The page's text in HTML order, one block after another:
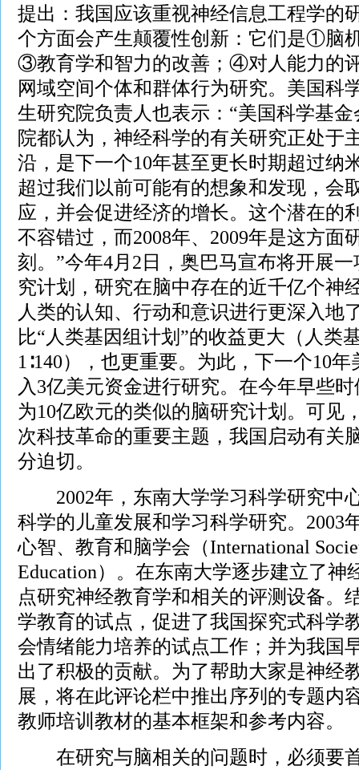
提出：我国应该重视神经信息工程学的
个方面会产生颠覆性创新：它们是①脑
③教育学和智力的改善；④对人能力的
网域空间个体和群体行为研究。美国科
生研究院负责人也表示：“美国科学基
院都认为，神经科学的有关研究正处于
沿，是下一个10年甚至更长时期超过纳
超过我们以前可能有的想象和发现，会
应，并会促进经济的增长。这个潜在的
不容错过，而2008年、2009年是这方面
刻。”今年4月2日，奥巴马宣布将开展
究计划，研究在脑中存在的近千亿个神
人类的认知、行动和意识进行更深入地
比“人类基因组计划”的收益更大（人类
1∶140），也更重要。为此，下一个10
入3亿美元资金进行研究。在今年早些
为10亿欧元的类似的脑研究计划。可见
次科技革命的重要主题，我国启动有关
分迫切。
2002年，东南大学学习科学研究中
科学的儿童发展和学习科学研究。2003
心智、教育和脑学会（International
Education）。在东南大学逐步建立了神
点研究神经教育学和相关的评测设备。
学教育的试点，促进了我国探究式科学
会情绪能力培养的试点工作；并为我国
出了积极的贡献。为了帮助大家是神经
展，将在此评论栏中推出序列的专题内
教师培训教材的基本框架和参考内容。
在研究与脑相关的问题时，必须要